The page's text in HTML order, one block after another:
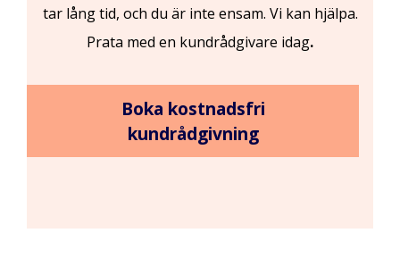
tar lång tid, och du är inte ensam. Vi kan hjälpa.
Prata med en kundrådgivare idag.
Boka kostnadsfri
kundrådgivning